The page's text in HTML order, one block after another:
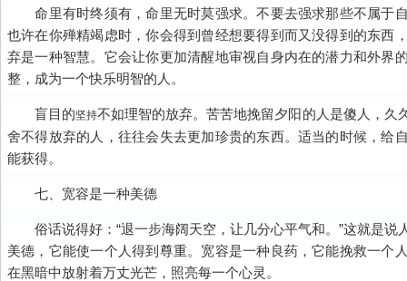
命里有时终须有，命里无时莫强求。不要去强求那些不属于
也许在你殚精竭虑时，你会得到曾经想要得到而又没得到的东西
弃是一种智慧。它会让你更加清醒地审视自身内在的潜力和外界
整，成为一个快乐明智的人。
盲目的坚持不如理智的放弃。苦苦地挽留夕阳的人是傻人，久
舍不得放弃的人，往往会失去更加珍贵的东西。适当的时候，给
能获得。
七、宽容是一种美德
俗话说得好：“退一步海阔天空，让几分心平气和。”这就是说
美德，它能使一个人得到尊重。宽容是一种良药，它能挽救一个
在黑暗中放射着万丈光芒，照亮每一个心灵。